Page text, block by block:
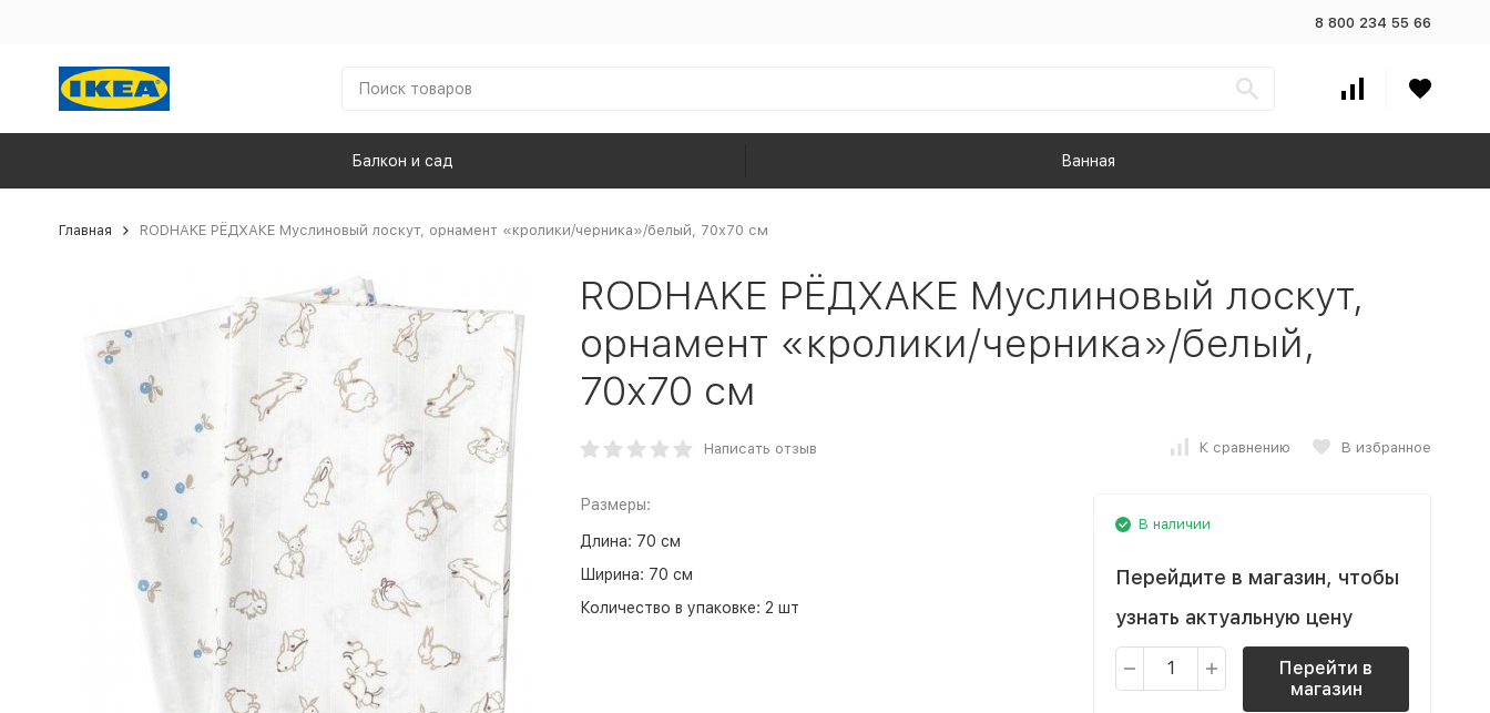
8 800 234 55 66
Балкон и сад Ванная
Главная RODHAKE РЁДХАКЕ Муслиновый лоскут, орнамент «кролики/черника»/белый, 70x70 см
RODHAKE РЁДХАКЕ Муслиновый лоскут,
орнамент «кролики/черника»/белый,
70x70 см
Написать отзыв К сравнению В избранное
Размеры:
Длина: 70 см
Ширина: 70 см
Количество в упаковке: 2 шт
В наличии
Перейдите в магазин, чтобы
узнать актуальную цену
Перейти в
магазин